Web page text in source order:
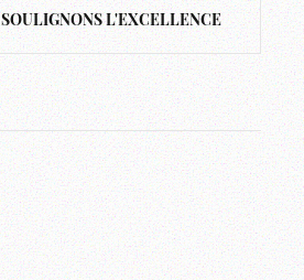
SOULIGNONS L'EXCELLENCE